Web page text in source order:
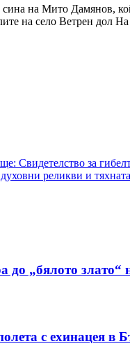
на Мито Дамянов,
на село Ветрен дол
за
реликви и
до „бялото злато“
с ехинацея в